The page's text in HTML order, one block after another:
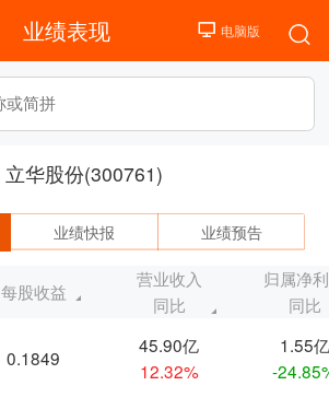
业绩表现
立华股份(300761)
业绩快报 业绩预告
每股收益
营业收入
同比
归属净
同比
0.1849
45.90亿
12.32%
1.55亿
-